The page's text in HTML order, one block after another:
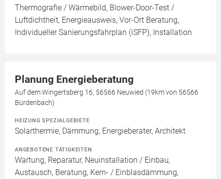
Thermografie / Wärmebild, Blower-Door-Test /
Luftdichtheit, Energieausweis, Vor-Ort Beratung,
Individueller Sanierungsfahrplan (iSFP), Installation
Planung Energieberatung
Auf dem Wingertsberg 16, 56566 Neuwied (19km von 56566
Bürdenbach)
HEIZUNG SPEZIALGEBIETE
Solarthermie, Dämmung, Energieberater, Architekt
ANGEBOTENE TÄTIGKEITEN
Wartung, Reparatur, Neuinstallation / Einbau,
Austausch, Beratung, Kern- / Einblasdämmung,